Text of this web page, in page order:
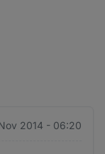
2014 - 06:20